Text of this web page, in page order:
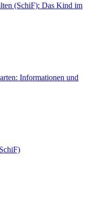
(SchiF): Das Kind im
Informationen und